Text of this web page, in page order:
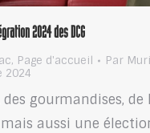
2024 des DCG
, Page d'accueil Par
2024
des gourmandises, de
aussi une